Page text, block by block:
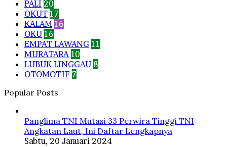
PALI 20
OKUT 17
KALAM 16
OKU 16
EMPAT LAWANG 11
MURATARA 10
LUBUK LINGGAU 8
OTOMOTIF 7
Popular Posts
Panglima TNI Mutasi 33 Perwira Tinggi TNI
Angkatan Laut, Ini Daftar Lengkapnya
Sabtu, 20 Januari 2024